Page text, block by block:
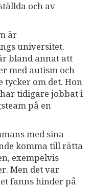
och av
är
universitet.
bland annat att
med autism och
tycker om det. Hon
tidigare jobbat i
på en
med sina
komma till rätta
exempelvis
Men det var
fanns hinder på